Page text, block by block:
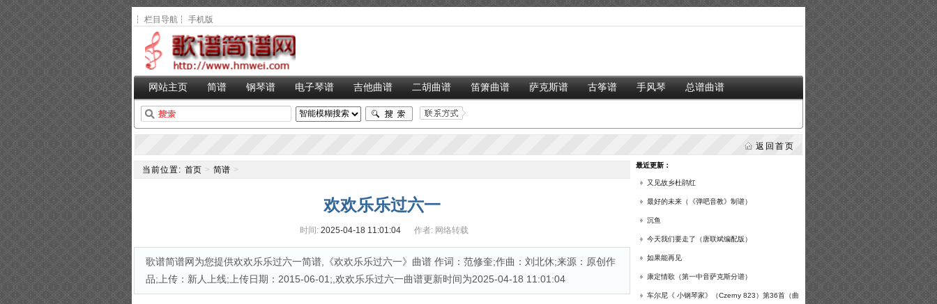
┆ 栏目导航 ┆ 手机版
网站主页 简谱 钢琴谱 电子琴谱 吉他曲谱 二胡曲谱 笛箫曲谱 萨克斯谱 古筝谱 手风琴 总谱曲谱
返回首页
当前位置: 首页 > 简谱 >
欢欢乐乐过六一
时间: 2025-04-18 11:01:04 作者: 网络转载
歌谱简谱网为您提供欢欢乐乐过六一简谱,《欢欢乐乐过六一》曲谱 作词：范修奎;作曲：刘北休;来源：原创作
品;上传：新人上线;上传日期：2015-06-01;,欢欢乐乐过六一曲谱更新时间为2025-04-18 11:01:04
最近更新：
又见故乡杜鹃红
最好的未来（《弹吧音教》制谱）
沉鱼
今天我们要走了（唐联斌编配版）
如果能再见
康定情歌（第一中音萨克斯分谱）
车尔尼《 小钢琴家》（Czerny 823）第36首（曲